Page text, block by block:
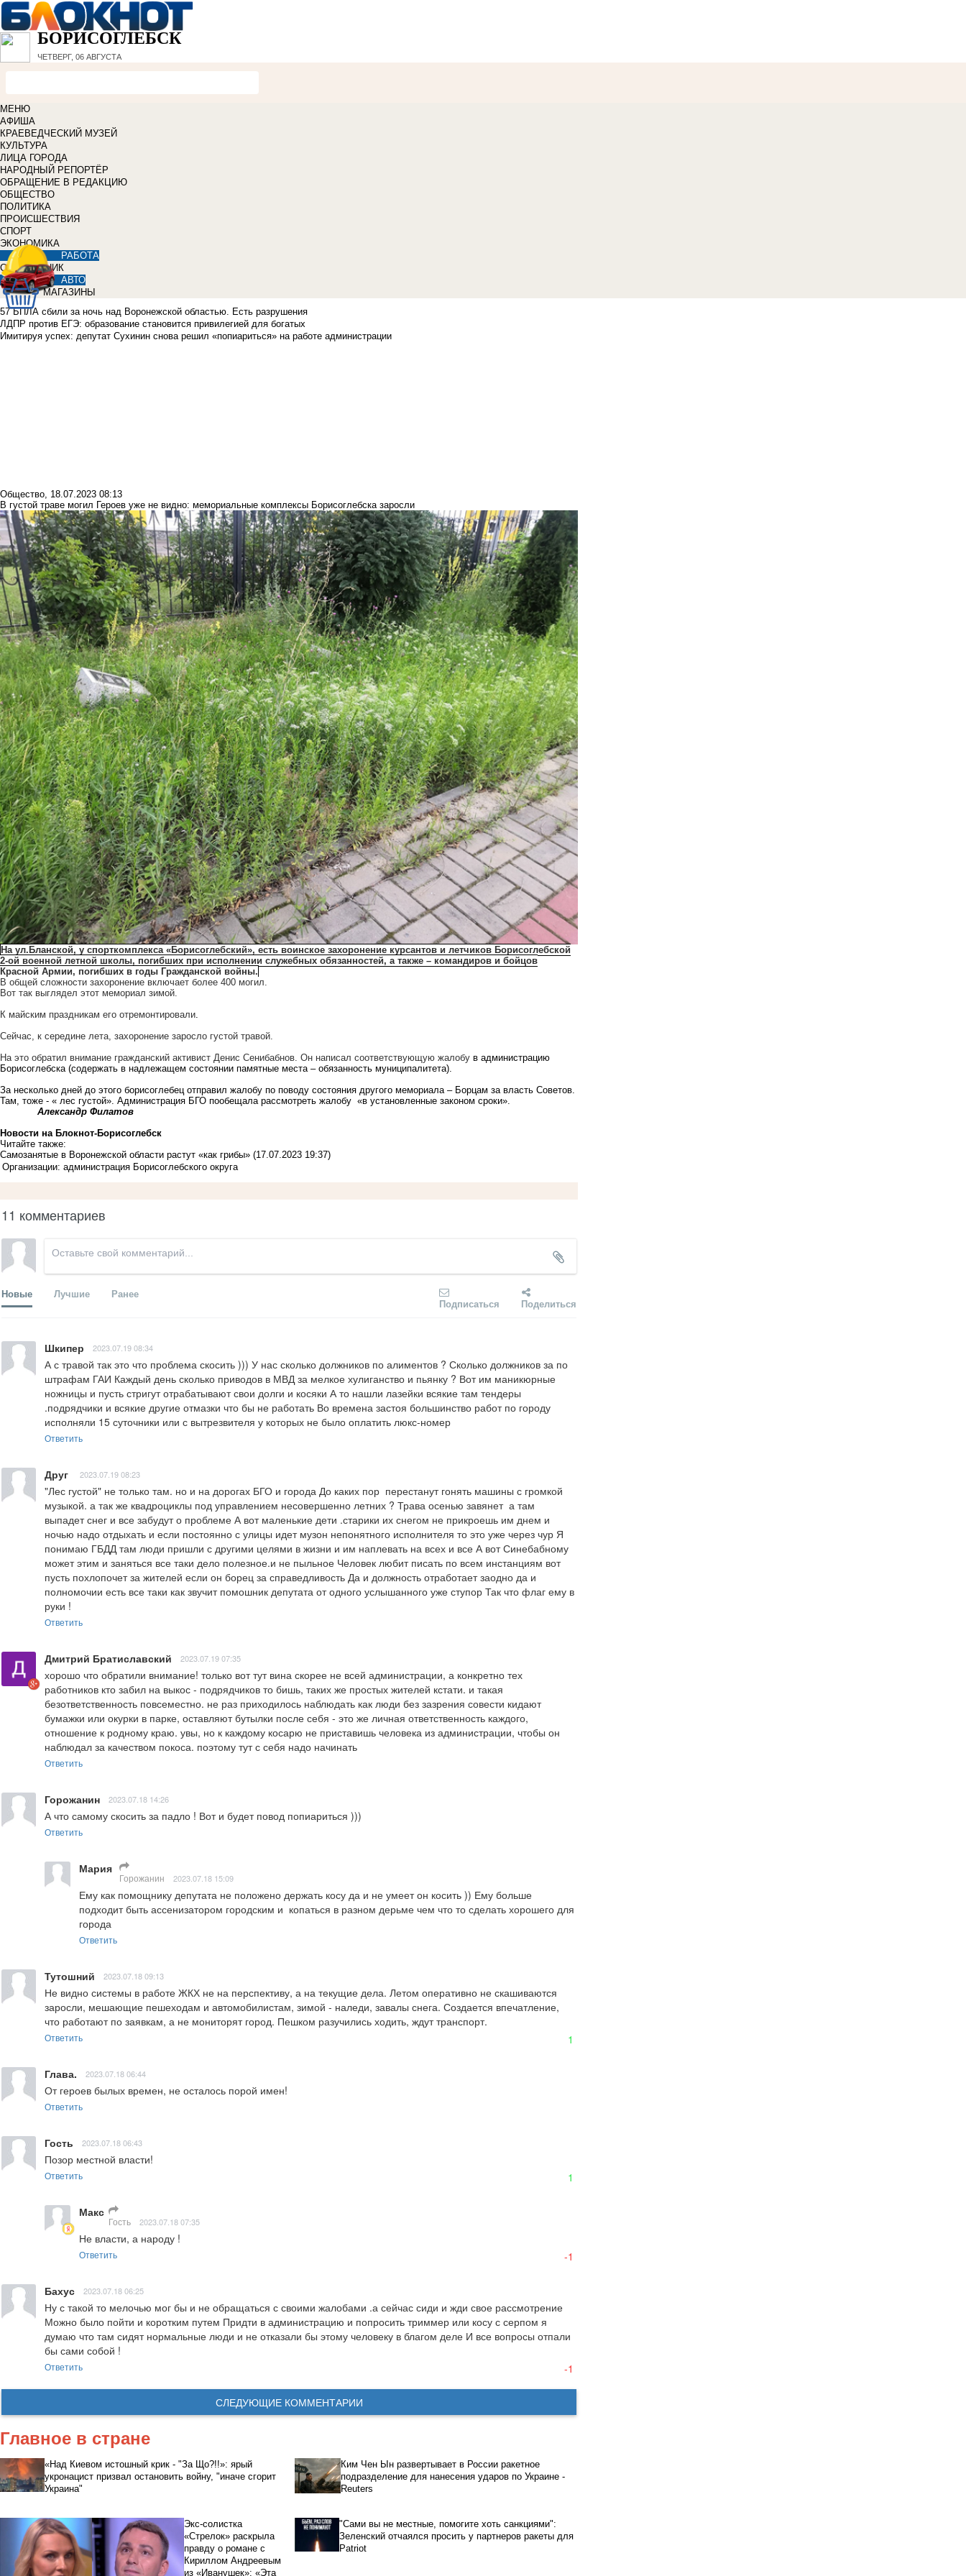
БОРИСОГЛЕБСК
ЧЕТВЕРГ, 06 АВГУСТА
МЕНЮ
АФИША
КРАЕВЕДЧЕСКИЙ МУЗЕЙ
КУЛЬТУРА
ЛИЦА ГОРОДА
НАРОДНЫЙ РЕПОРТЁР
ОБРАЩЕНИЕ В РЕДАКЦИЮ
ОБЩЕСТВО
ПОЛИТИКА
ПРОИСШЕСТВИЯ
СПОРТ
ЭКОНОМИКА
РАБОТА
СПРАВОЧНИК
АВТО
МАГАЗИНЫ
57 БПЛА сбили за ночь над Воронежской областью. Есть разрушения
ЛДПР против ЕГЭ: образование становится привилегией для богатых
Имитируя успех: депутат Сухинин снова решил «попиариться» на работе администрации
Общество, 18.07.2023 08:13
В густой траве могил Героев уже не видно: мемориальные комплексы Борисоглебска заросли
На ул.Бланской, у спорткомплекса «Борисоглебский», есть воинское захоронение курсантов и летчиков Борисоглебской
2-ой военной летной школы, погибших при исполнении служебных обязанностей, а также – командиров и бойцов
Красной Армии, погибших в годы Гражданской войны.
В общей сложности захоронение включает более 400 могил.
Вот так выглядел этот мемориал зимой.
К майским праздникам его отремонтировали
Сейчас, к середине лета, захоронение заросло густой травой.
На это обратил внимание гражданский активист Денис Сенибабнов. Он написал соответствующую жалобу в администрацию
Борисоглебска (содержать в надлежащем состоянии памятные места – обязанность муниципалитета).
За несколько дней до этого борисоглебец отправил жалобу по поводу состояния другого мемориала – Борцам за власть Советов.
Там, тоже - « лес густой». Администрация БГО пообещала рассмотреть жалобу «в установленные законом сроки».
Александр Филатов
Новости на Блoкнoт-Борисоглебск
Читайте также:
Самозанятые в Воронежской области растут «как грибы» (17.07.2023 19:37)
Организации: администрация Борисоглебского округа
11 комментариев
Новые Лучшие Ранее
Подписаться Поделиться
Шкипер 2023.07.19 08:34
А с травой так это что проблема скосить ))) У нас сколько должников по алиментов ? Сколько должников за по
штрафам ГАИ Каждый день сколько приводов в МВД за мелкое хулиганство и пьянку ? Вот им маникюрные
ножницы и пусть стригут отрабатывают свои долги и косяки А то нашли лазейки всякие там тендеры
.подрядчики и всякие другие отмазки что бы не работать Во времена застоя большинство работ по городу
исполняли 15 суточники или с вытрезвителя у которых не было оплатить люкс-номер
Ответить
Друг 2023.07.19 08:23
"Лес густой" не только там. но и на дорогах БГО и города До каких пор  перестанут гонять машины с громкой
музыкой. а так же квадроциклы под управлением несовершенно летних ? Трава осенью завянет  а там
выпадет снег и все забудут о проблеме А вот маленькие дети .старики их снегом не прикроешь им днем и
ночью надо отдыхать и если постоянно с улицы идет музон непонятного исполнителя то это уже через чур Я
понимаю ГБДД там люди пришли с другими целями в жизни и им наплевать на всех и все А вот Синебабному
может этим и заняться все таки дело полезное.и не пыльное Человек любит писать по всем инстанциям вот
пусть похлопочет за жителей если он борец за справедливость Да и должность отработает заодно да и
полномочии есть все таки как звучит помошник депутата от одного услышанного уже ступор Так что флаг ему в
руки !
Ответить
Дмитрий Братиславский 2023.07.19 07:35
хорошо что обратили внимание! только вот тут вина скорее не всей администрации, а конкретно тех
работников кто забил на выкос - подрядчиков то бишь, таких же простых жителей кстати. и такая
безответственность повсеместно. не раз приходилось наблюдать как люди без зазрения совести кидают
бумажки или окурки в парке, оставляют бутылки после себя - это же личная ответственность каждого,
отношение к родному краю. увы, но к каждому косарю не приставишь человека из администрации, чтобы он
наблюдал за качеством покоса. поэтому тут с себя надо начинать
Ответить
Горожанин 2023.07.18 14:26
А что самому скосить за падло ! Вот и будет повод попиариться )))
Ответить
Мария
Горожанин 2023.07.18 15:09
Ему как помощнику депутата не положено держать косу да и не умеет он косить )) Ему больше
подходит быть ассенизатором городским и  копаться в разном дерьме чем что то сделать хорошего для
города
Ответить
Тутошний 2023.07.18 09:13
Не видно системы в работе ЖКХ не на перспективу, а на текущие дела. Летом оперативно не скашиваются
заросли, мешающие пешеходам и автомобилистам, зимой - наледи, завалы снега. Создается впечатление,
что работают по заявкам, а не мониторят город. Пешком разучились ходить, ждут транспорт.
Ответить 1
Глава. 2023.07.18 06:44
От героев былых времен, не осталось порой имен!
Ответить
Гость 2023.07.18 06:43
Позор местной власти!
Ответить 1
Макс
Гость 2023.07.18 07:35
Не власти, а народу !
Ответить -1
Бахус 2023.07.18 06:25
Ну с такой то мелочью мог бы и не обращаться с своими жалобами .а сейчас сиди и жди свое рассмотрение
Можно было пойти и коротким путем Придти в администрацию и попросить триммер или косу с серпом я
думаю что там сидят нормальные люди и не отказали бы этому человеку в благом деле И все вопросы отпали
бы сами собой !
Ответить -1
СЛЕДУЮЩИЕ КОММЕНТАРИИ
Главное в стране
«Над Киевом истошный крик - "За Що?!!»: ярый
укронацист призвал остановить войну, "иначе сгорит
Украина"
Ким Чен Ын развертывает в России ракетное
подразделение для нанесения ударов по Украине -
Reuters
Экс-солистка
«Стрелок» раскрыла
правду о романе с
Кириллом Андреевым
из «Иванушек»: «Эта
"Сами вы не местные, помогите хоть санкциями":
Зеленский отчаялся просить у партнеров ракеты для
Patriot